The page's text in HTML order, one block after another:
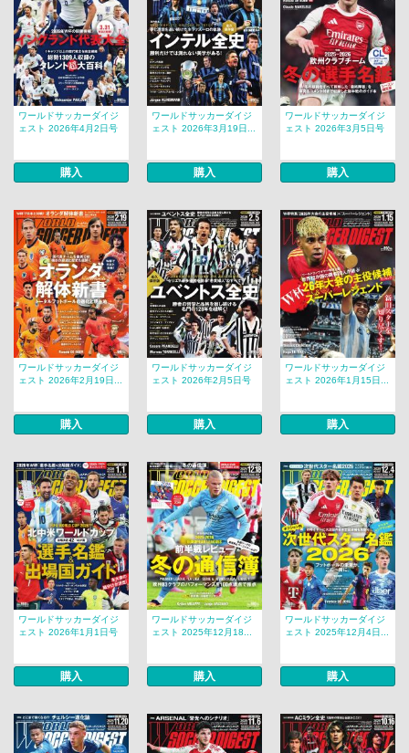
ワールドサッカーダイジ
ェスト 2026年4月2日号
購入
ワールドサッカーダイジ
ェスト 2026年3月19日...
購入
ワールドサッカーダイジ
ェスト 2026年3月5日号
購入
ワールドサッカーダイジ
ェスト 2026年2月19日...
購入
ワールドサッカーダイジ
ェスト 2026年2月5日号
購入
ワールドサッカーダイジ
ェスト 2026年1月15日...
購入
ワールドサッカーダイジ
ェスト 2026年1月1日号
購入
ワールドサッカーダイジ
ェスト 2025年12月18...
購入
ワールドサッカーダイジ
ェスト 2025年12月4日...
購入